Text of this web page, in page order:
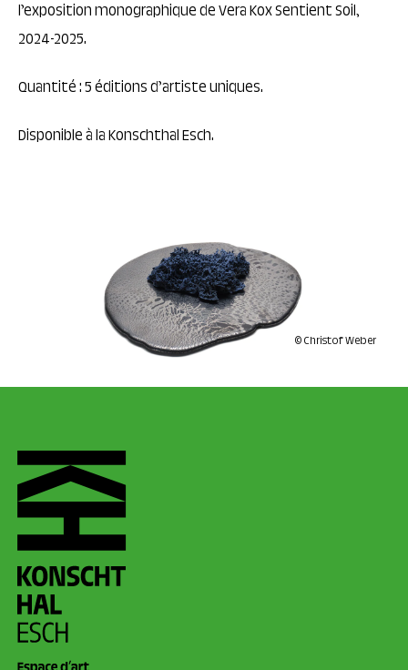
l’exposition monographique de Vera Kox Sentient Soil,
2024-2025.
Quantité : 5 éditions d’artiste uniques.
Disponible à la Konschthal Esch.
© Christof Weber